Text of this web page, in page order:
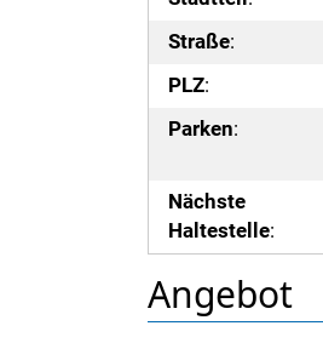
Straße:
PLZ:
Parken:
Nächste
Haltestelle:
Angebot